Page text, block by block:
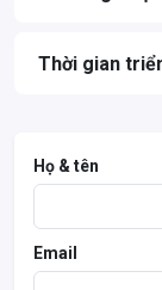
Thời gian
Họ & tên
Email